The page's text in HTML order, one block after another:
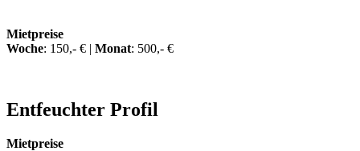
Mietpreise
Woche: 150,- € | Monat: 500,- €
Entfeuchter Profil
Mietpreise